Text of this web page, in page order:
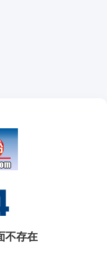
不存在